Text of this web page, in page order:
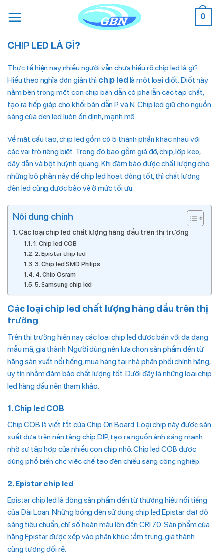
qua
dung
0
CHIP LED LÀ GÌ?
Thực tế hiện nay nhiều người vẫn chưa hiểu rõ chip led là gì?
Hiểu theo nghĩa đơn giản thì chip ledlà một loại điốt. Điốt này
nằm bên trong một con chip bán dẫn có pha lẫn các tạp chất,
tạo ra tiếp giáp cho khối bán dẫn P và N. Chip led giữ cho nguồn
sáng của đèn led luôn ổn định, mạnh mẽ.
Về mặt cấu tạo, chip led gồm có 5 thành phần khác nhau với
các vai trò riêng biệt. Trong đó bao gồm giá đỡ, chip, lớp keo,
dây dẫn và bột huỳnh quang. Khi đảm bảo được chất lượng cho
những bộ phận này để chip led hoạt động tốt, thì chất lượng
đèn led cũng được bảo vệ ở mức tối ưu.
Nội dung chính
Các loại chip led chất lượng hàng đầu trên thị trường
1. Chip led COB
2. Epistar chip led
3. Chip led SMD Philips
4. Chip Osram
5. Samsung chip led
Các loại chip led chất lượng hàng đầu trên thị
trường
Trên thị trường hiện nay các loại chip led được bán với đa dạng
mẫu mã, giá thành. Người dùng nên lựa chọn sản phẩm đến từ
hãng sản xuất nổi tiếng, mua hàng tại nhà phân phối chính hãng,
uy tín nhằm đảm bảo chất lượng tốt. Dưới đây là những loại chip
led hàng đầu nên tham khảo.
1. Chip led COB
Chip COB là viết tắt của Chip On Board. Loại chip này được sản
xuất dựa trên nền tảng chip DIP, tạo ra nguồn ánh sáng mạnh
nhờ sự tập hợp của nhiều con chip nhỏ. Chip led COB được
dùng phổ biến cho việc chế tạo đèn chiếu sáng công nghiệp.
2. Epistar chip led
Epistar chip led là dòng sản phẩm đến từ thương hiệu nổi tiếng
của Đài Loan. Những bóng đèn sử dụng chip led Epistar đạt độ
sáng tiêu chuẩn, chỉ số hoàn màu lên đến CRI 70. Sản phẩm của
hãng Epistar được xếp vào phân khúc tầm trung, giá thành
cũng tương đối rẻ.